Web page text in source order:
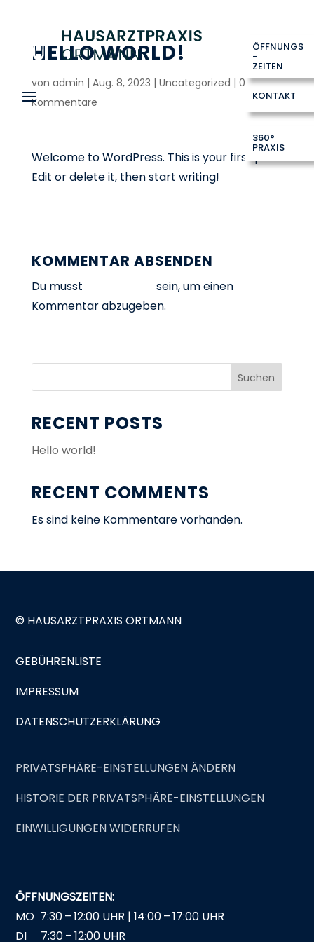
ÖFFNUNGS
-
ZEITEN
360°
PRAXIS
KONTAKT
HELLO WORLD!
von admin | Aug. 8, 2023 | Uncategorized | 0
Kommentare
Welcome to WordPress. This is your first post.
Edit or delete it, then start writing!
KOMMENTAR ABSENDEN
Du musst
sein, um einen
Kommentar abzugeben.
Suchen
RECENT POSTS
Hello world!
RECENT COMMENTS
Es sind keine Kommentare vorhanden.
© HAUSARZTPRAXIS ORTMANN
GEBÜHRENLISTE
IMPRESSUM
DATENSCHUTZERKLÄRUNG
PRIVATSPHÄRE-EINSTELLUNGEN ÄNDERN
HISTORIE DER PRIVATSPHÄRE-EINSTELLUNGEN
EINWILLIGUNGEN WIDERRUFEN
ÖFFNUNGSZEITEN:
MO 7:30 – 12:00 UHR | 14:00 – 17:00 UHR
DI 7:30 – 12:00 UHR